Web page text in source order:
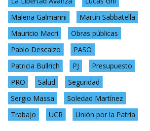
Malena Galmarini
Martín Sabbatella
Mauricio Macri
Obras públicas
Pablo Descalzo
PASO
Patricia Bullrich
PJ
Presupuesto
PRO
Salud
Seguridad
Sergio Massa
Soledad Martínez
Trabajo
UCR Unión por la Patria